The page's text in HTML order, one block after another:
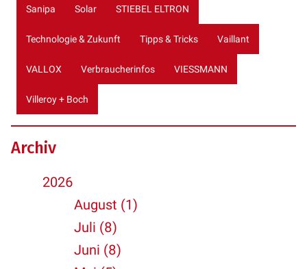
Sanipa Solar STIEBEL ELTRON
Technologie & Zukunft Tipps & Tricks Vaillant
VALLOX Verbraucherinfos VIESSMANN
Villeroy + Boch
Archiv
2026
August (1)
Juli (8)
Juni (8)